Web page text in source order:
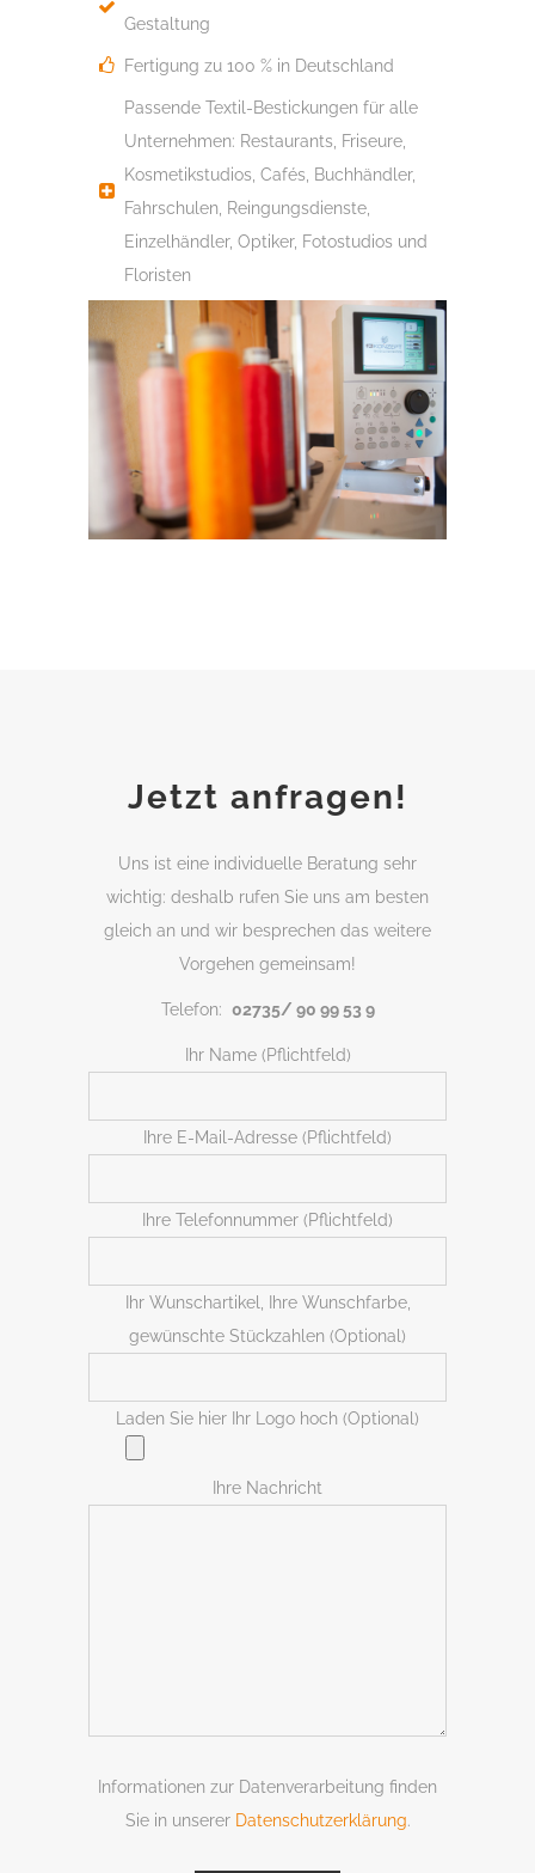
Gestaltung
Fertigung zu 100 % in Deutschland
Passende Textil-Bestickungen für alle
Unternehmen: Restaurants, Friseure,
Kosmetikstudios, Cafés, Buchhändler,
Fahrschulen, Reingungsdienste,
Einzelhändler, Optiker, Fotostudios und
Floristen
Jetzt anfragen!
Uns ist eine individuelle Beratung sehr
wichtig: deshalb rufen Sie uns am besten
gleich an und wir besprechen das weitere
Vorgehen gemeinsam!
Telefon: 02735/ 90 99 53 9
Ihr Name (Pflichtfeld)
Ihre E-Mail-Adresse (Pflichtfeld)
Bitte lasse dieses Feld leer.
Ihre Telefonnummer (Pflichtfeld)
Ihr Wunschartikel, Ihre Wunschfarbe,
gewünschte Stückzahlen (Optional)
Laden Sie hier Ihr Logo hoch (Optional)
Ihre Nachricht
Informationen zur Datenverarbeitung finden
Sie in unserer Datenschutzerklärung.